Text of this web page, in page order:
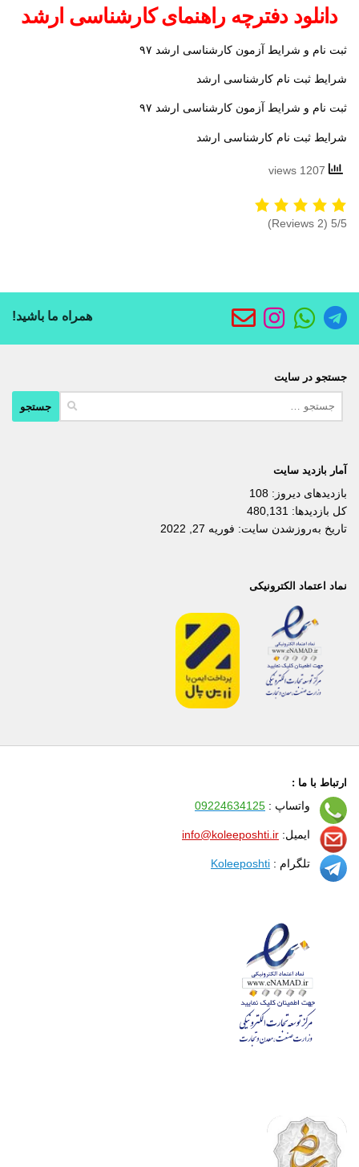
دانلود دفترچه راهنمای کارشناسی ارشد
ثبت نام و شرایط آزمون کارشناسی ارشد ۹۷
شرایط ثبت نام کارشناسی ارشد
ثبت نام و شرایط آزمون کارشناسی ارشد ۹۷
شرایط ثبت نام کارشناسی ارشد
5/5
(2 Reviews)
همراه ما باشید!
جستجو در سایت
برای:
آمار بازدید سایت
بازدیدهای دیروز: 108
کل بازدیدها: 480,131
تاریخ به‌روزشدن سایت: فوریه 27, 2022
نماد اعتماد الکترونیکی
ارتباط با ما :
واتساپ : 09224634125
ایمیل: info@koleeposhti.ir
تلگرام : Koleeposhti